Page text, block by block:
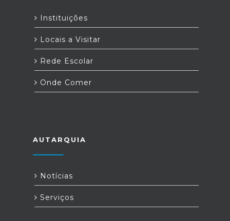
Instituições
Locais a Visitar
Rede Escolar
Onde Comer
AUTARQUIA
Notícias
Serviços